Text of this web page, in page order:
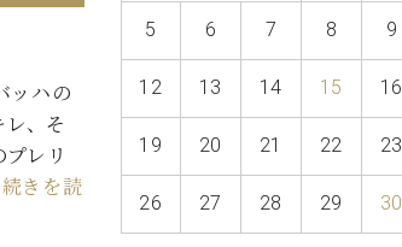
本社：八王子・技術営業センター
拶
ーロピアノ特選中古】
ログ
ッハの
、そ
レリ
続きを読
5 6 7 8 9
12 13 14 15 16
19 20 21 22 23
26 27 28 29 30